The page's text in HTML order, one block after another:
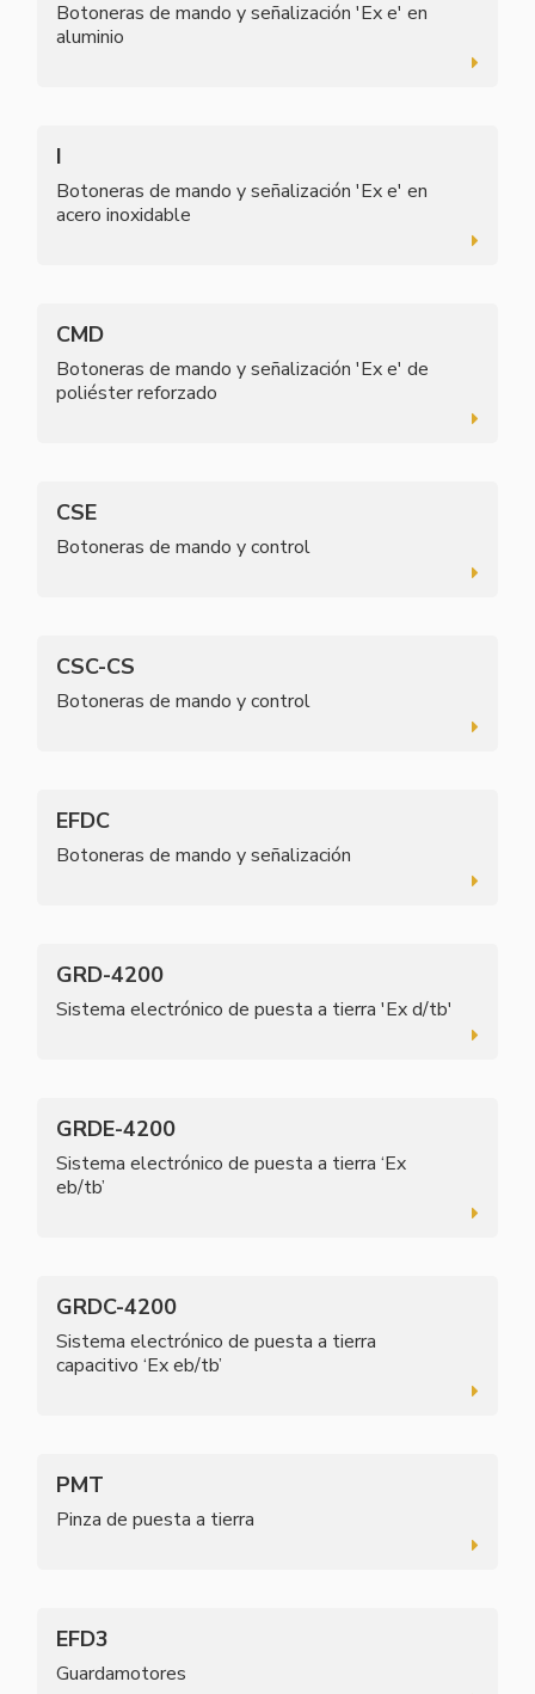
Botoneras de mando y señalización 'Ex e' en
aluminio
I
Botoneras de mando y señalización 'Ex e' en
acero inoxidable
CMD
Botoneras de mando y señalización 'Ex e' de
poliéster reforzado
CSE
Botoneras de mando y control
CSC-CS
Botoneras de mando y control
EFDC
Botoneras de mando y señalización
GRD-4200
Sistema electrónico de puesta a tierra 'Ex d/tb'
GRDE-4200
Sistema electrónico de puesta a tierra ‘Ex
eb/tb’
GRDC-4200
Sistema electrónico de puesta a tierra
capacitivo ‘Ex eb/tb’
PMT
Pinza de puesta a tierra
EFD3
Guardamotores